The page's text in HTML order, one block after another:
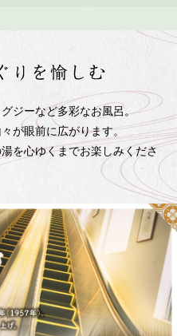
ジーなど多彩なお風呂。
が眼前に広がります。
を心ゆくまでお楽しみくださ